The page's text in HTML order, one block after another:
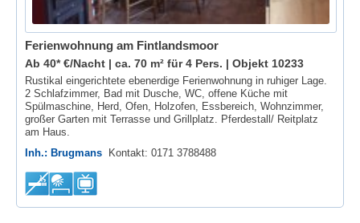
Ferienwohnung am Fintlandsmoor
Ab 40* €/Nacht | ca. 70 m² für 4 Pers. | Objekt 10233
Rustikal eingerichtete ebenerdige Ferienwohnung in ruhiger Lage.
2 Schlafzimmer, Bad mit Dusche, WC, offene Küche mit
Spülmaschine, Herd, Ofen, Holzofen, Essbereich, Wohnzimmer,
großer Garten mit Terrasse und Grillplatz. Pferdestall/ Reitplatz
am Haus.
Inh.: Brugmans
Kontakt: 0171 3788488